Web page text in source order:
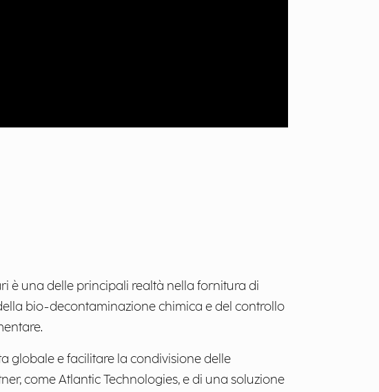
è una delle principali realtà nella fornitura di
bio-decontaminazione chimica e del controllo
globale e facilitare la condivisione delle
come Atlantic Technologies, e di una soluzione